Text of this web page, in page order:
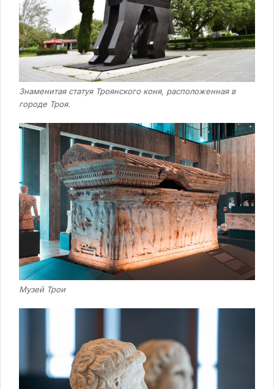
Знаменитая статуя Троянского коня, расположенная в
городе Троя.
Музей Трои